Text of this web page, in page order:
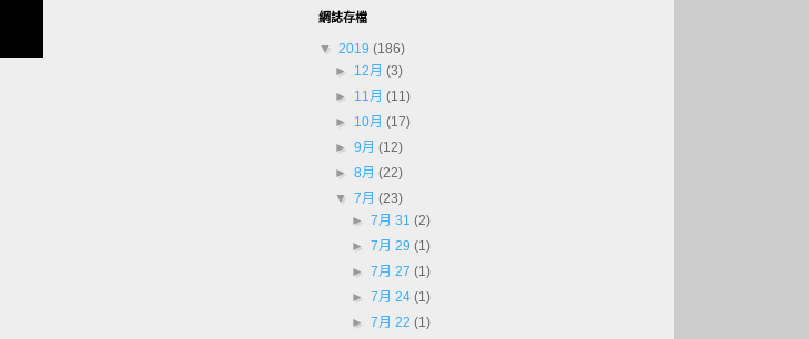
網誌存檔
▼ 2019 (186)
► 12月(3)
► 11月(11)
► 10月(17)
►9月(12)
►8月(22)
▼7月(23)
► 7月 31 (2)
► 7月 29 (1)
► 7月 27 (1)
► 7月 24 (1)
► 7月 22 (1)